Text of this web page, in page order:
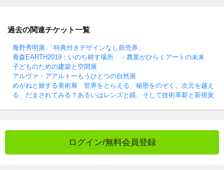
過去の関連チケット一覧
庵野秀明展 「特典付きデザインなし前売券」
青森EARTH2019：いのち耕す場所 －農業がひらくアートの未来
子どものための建築と空間展
アルヴァ・アアルトーもうひとつの自然展
めがねと旅する美術展 世界をとらえる、秘密をのぞく、次元を越え
る、だまされてみる？あるいはレンズと鏡、そして技術革新と新視覚
ログイン/無料会員登録